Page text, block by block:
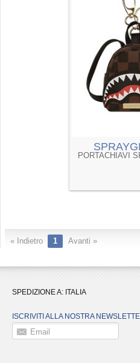
PORTACHIAVI
« Indietro 1 Avanti »
SPEDIZIONE A: ITALIA
ISCRIVITI ALLA NOSTRA
Email